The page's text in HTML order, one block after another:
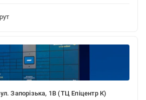
Запорізька, 1В (ТЦ Епіцентр К)